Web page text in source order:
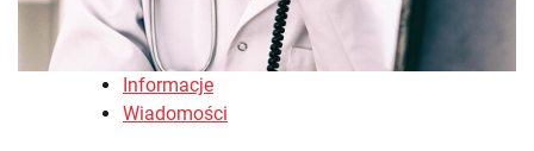
Informacje
Wiadomości